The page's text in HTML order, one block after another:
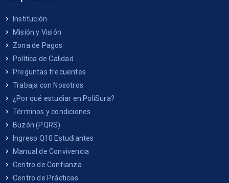
Institución
Misión y Visión
Zona de Pagos
Política de Calidad
Preguntas frecuentes
Trabaja con Nosotros
¿Por qué estudiar en PoliSura?
Términos y condiciones
Buzón (PQRS)
Ingreso Q10 Estudiantes
Manual de Convivencia
Centro de Confianza
Centro de Prácticas